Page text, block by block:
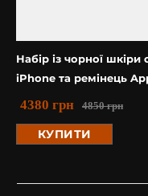
Набір із чорної
iPhone та ремінець
4850грн
4380 грн
КУПИТИ